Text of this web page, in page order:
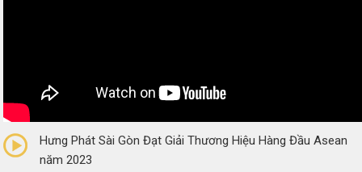
(0 Reviews)
Hưng Phát Sài Gòn Đạt Giải Thương Hiệu Hàng Đầu Asean
năm 2023